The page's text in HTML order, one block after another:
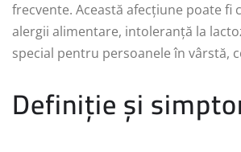
frecvente. Această afecțiune poate
alergii alimentare, intoleranță la
special pentru persoanele în vârstă,
Definiție și